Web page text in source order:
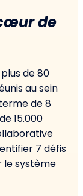
de
de 80
au sein
de 8
15.000
7 défis
le système